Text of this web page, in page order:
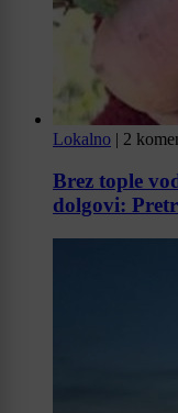
Lokalno | 2
Brez tople
dolgovi: